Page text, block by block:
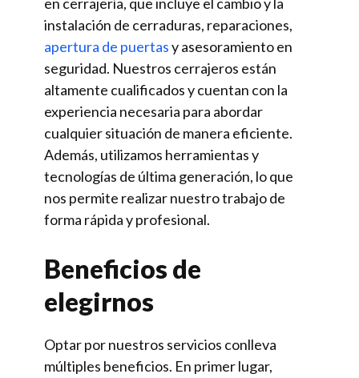
instalación de cerraduras, reparaciones,
apertura de puertasy asesoramiento en
seguridad. Nuestros cerrajeros están
altamente cualificados y cuentan con la
experiencia necesaria para abordar
cualquier situación de manera eficiente.
Además, utilizamos herramientas y
tecnologías de última generación, lo que
nos permite realizar nuestro trabajo de
forma rápida y profesional.
Beneficios de
elegirnos
Optar por nuestros servicios conlleva
múltiples beneficios. En primer lugar,